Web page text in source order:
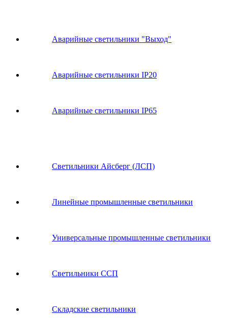
Аварийные светильники "Выход"
Аварийные светильники IP20
Аварийные светильники IP65
Светильники Айсберг (ЛСП)
Линейные промышленные светильники
Универсальные промышленные светильники
Светильники ССП
Складские светильники